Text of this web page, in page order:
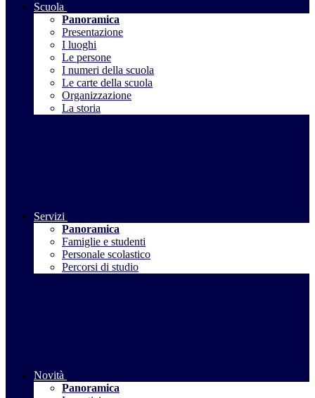
Scuola
Panoramica
Presentazione
I luoghi
Le persone
I numeri della scuola
Le carte della scuola
Organizzazione
La storia
Servizi
Panoramica
Famiglie e studenti
Personale scolastico
Percorsi di studio
Novità
Panoramica